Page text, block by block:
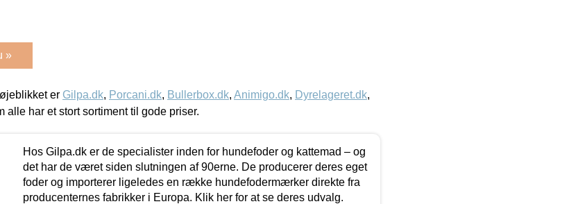
»
er Gilpa.dk, Porcani.dk, Bullerbox.dk, Animigo.dk, Dyrelageret.dk,
alle har et stort sortiment til gode priser.
Hos Gilpa.dk er de specialister inden for hundefoder og kattemad – og
det har de været siden slutningen af 90erne. De producerer deres eget
foder og importerer ligeledes en række hundefodermærker direkte fra
producenternes fabrikker i Europa. Klik her for at se deres udvalg.